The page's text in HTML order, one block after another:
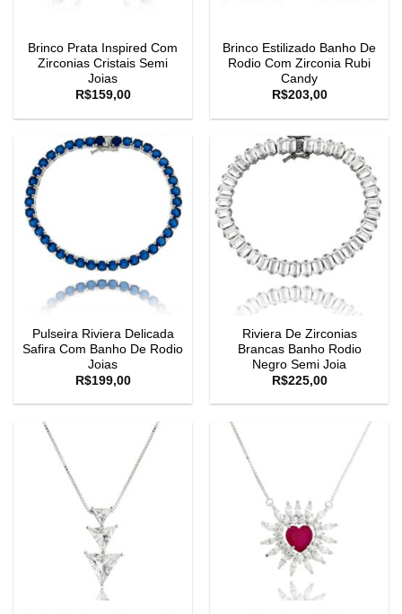
Brinco Prata Inspired Com
Zirconias Cristais Semi
Joias
R$159,00
Brinco Estilizado Banho De
Rodio Com Zirconia Rubi
Candy
R$203,00
Pulseira Riviera Delicada
Safira Com Banho De Rodio
Joias
R$199,00
Riviera De Zirconias
Brancas Banho Rodio
Negro Semi Joia
R$225,00